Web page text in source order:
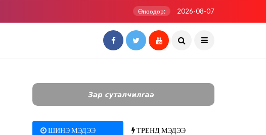
Өнөөдөр: 2026-08-07
ШИНЭ МЭДЭЭ ТРЕНД МЭДЭЭ